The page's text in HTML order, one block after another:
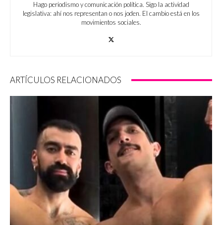
Hago periodismo y comunicación política. Sigo la actividad
legislativa: ahí nos representan o nos joden. El cambio está en los
movimientos sociales.
ARTÍCULOS RELACIONADOS